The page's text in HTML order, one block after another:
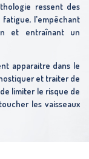
ressent des
l'empêchant
et entraînant un
apparaitre dans le
et traiter de
limiter le risque de
les vaisseaux